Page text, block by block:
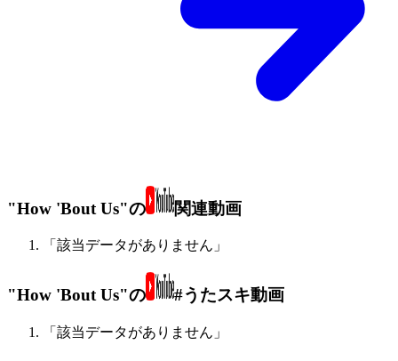
"How 'Bout Us"の 関連動画
「該当データがありません」
"How 'Bout Us"の #うたスキ動画
「該当データがありません」